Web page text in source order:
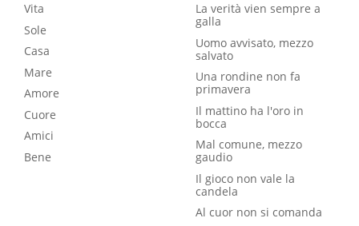
Vita
Sole
Casa
Mare
Amore
Cuore
Amici
Bene
La verità vien sempre a
galla
Uomo avvisato, mezzo
salvato
Una rondine non fa
primavera
Il mattino ha l'oro in
bocca
Mal comune, mezzo
gaudio
Il gioco non vale la
candela
Al cuor non si comanda